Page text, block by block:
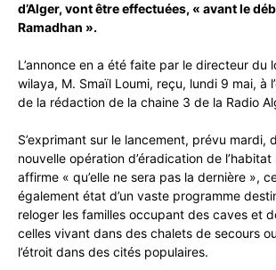
d’Alger, vont être effectuées, « avant le
Ramadhan ».
L’annonce en a été faite par le directeur du
wilaya, M. Smaïl Loumi, reçu, lundi 9 mai, à
de la rédaction de la chaine 3 de la Radio
S’exprimant sur le lancement, prévu mardi,
nouvelle opération d’éradication de
affirme « qu’elle ne sera pas la dernière »,
également état d’un vaste programme
reloger les familles occupant des caves et
celles vivant dans des chalets de secours
l’étroit dans des cités populaires.